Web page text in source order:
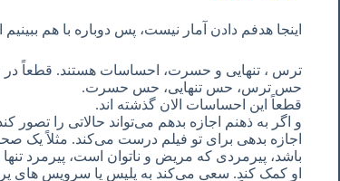
اینجا هدفم دادن آمار نیست، پس دوباره با هم ببینیم
ترس ، تنهایی و حسرت، احساسات هستند. قطعاً در
حس ترس، حس تنهایی، حس حسرت.
قطعاً این احساسات الان گذشته اند.
و اگر به ذهنم اجازه بدهم می‌تواند حالاتی را تصور
اجازه بدهی برای تو فیلم درست می‌کند. مثلاً یک
باشد، پیرمردی که مریض و ناتوان است، پیرمرد
او کمک کند. سعی می‌کند به پلیس یا سرویس های